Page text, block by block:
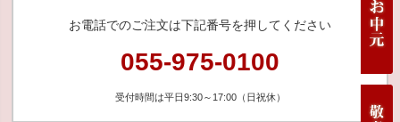
お電話でのご注文は下記番号を押してください
055-975-0100
受付時間は平日9:30～17:00（日祝休）